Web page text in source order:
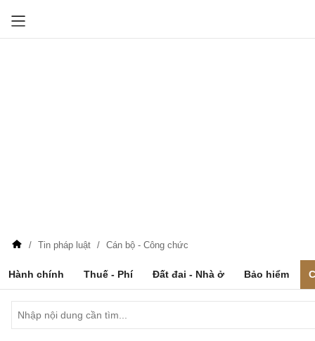
Tin pháp luật Cán bộ - Công chức
Hành chính Thuế - Phí Đất đai - Nhà ở Bảo hiểm